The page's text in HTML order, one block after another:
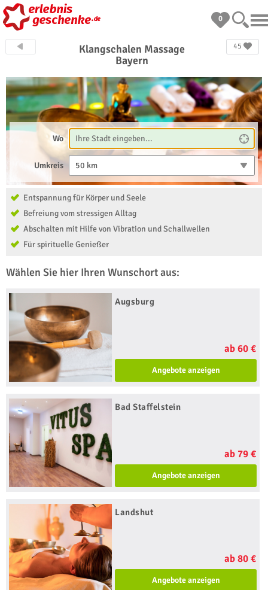
0
45
Klangschalen Massage
Bayern
Wo
Umkreis 50 km
Entspannung für Körper und Seele
Befreiung vom stressigen Alltag
Abschalten mit Hilfe von Vibration und Schallwellen
Für spirituelle Genießer
Wählen Sie hier Ihren Wunschort aus:
Augsburg
ab 60 €
Angebote anzeigen
Bad Staffelstein
ab 79 €
Angebote anzeigen
Landshut
ab 80 €
Angebote anzeigen